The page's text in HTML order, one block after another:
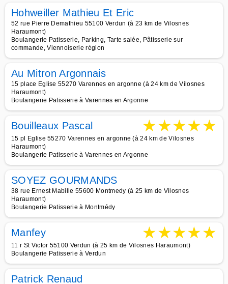
Hohweiller Mathieu Et Eric
52 rue Pierre Demathieu 55100 Verdun (à 23 km de Vilosnes
Haraumont)
Boulangerie Patisserie, Parking, Tarte salée, Pâtisserie sur
commande, Viennoiserie région
Au Mitron Argonnais
15 place Eglise 55270 Varennes en argonne (à 24 km de Vilosnes
Haraumont)
Boulangerie Patisserie à Varennes en Argonne
Bouilleaux Pascal ★★★★★
15 pl Eglise 55270 Varennes en argonne (à 24 km de Vilosnes
Haraumont)
Boulangerie Patisserie à Varennes en Argonne
SOYEZ GOURMANDS
38 rue Ernest Mabille 55600 Montmedy (à 25 km de Vilosnes
Haraumont)
Boulangerie Patisserie à Montmédy
Manfey ★★★★★
11 r St Victor 55100 Verdun (à 25 km de Vilosnes Haraumont)
Boulangerie Patisserie à Verdun
Patrick Renaud